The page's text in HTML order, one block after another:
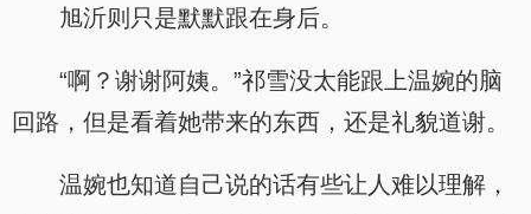
旭沂则只是默默跟在身后。
“啊？谢谢阿姨。”祁雪没太能跟上温婉的脑
回路，但是看着她带来的东西，还是礼貌道谢。
温婉也知道自己说的话有些让人难以理解，